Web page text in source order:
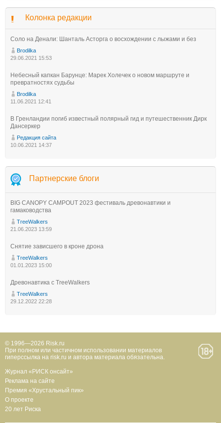
Колонка редакции
Соло на Денали: Шанталь Асторга о восхождении с лыжами и без
Brodilka
29.06.2021 15:53
Небесный капкан Барунце: Марек Холечек о новом маршруте и
превратностях судьбы
Brodilka
11.06.2021 12:41
В Гренландии погиб известный полярный гид и путешественник Дирк
Дансеркер
Редакция сайта
10.06.2021 14:37
Партнерские блоги
BIG CANOPY CAMPOUT 2023 фестиваль древонавтики и
гамаководства
TreeWalkers
21.06.2023 13:59
Снятие зависшего в кроне дрона
TreeWalkers
01.01.2023 15:00
Древонавтика с TreeWalkers
TreeWalkers
29.12.2022 22:28
© 1996—2026 Risk.ru
При полном или частичном использовании материалов
гиперссылка на risk.ru и автора материала обязательна.
Журнал «РИСК онсайт»
Реклама на сайте
Премия «Хрустальный пик»
О проекте
20 лет Риска